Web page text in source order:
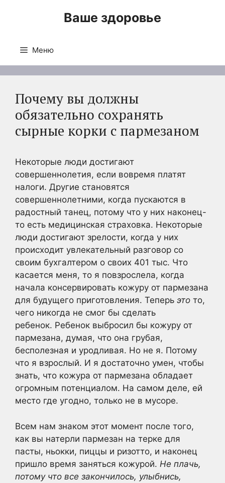
Ваше здоровье
Меню
Почему вы должны
обязательно сохранять
сырные корки с пармезаном
Некоторые люди достигают
совершеннолетия, если вовремя платят
налоги. Другие становятся
совершеннолетними, когда пускаются в
радостный танец, потому что у них наконец-
то есть медицинская страховка. Некоторые
люди достигают зрелости, когда у них
происходит увлекательный разговор со
своим бухгалтером о своих 401 тыс. Что
касается меня, то я повзрослела, когда
начала консервировать кожуру от пармезана
для будущего приготовления. Теперь это то,
чего никогда не смог бы сделать
ребенок. Ребенок выбросил бы кожуру от
пармезана, думая, что она грубая,
бесполезная и уродливая. Но не я. Потому
что я взрослый. И я достаточно умен, чтобы
знать, что кожура от пармезана обладает
огромным потенциалом. На самом деле, ей
место где угодно, только не в мусоре.
Всем нам знаком этот момент после того,
как вы натерли пармезан на терке для
пасты, ньокки, пиццы и ризотто, и наконец
пришло время заняться кожурой. Не плачь,
потому что все закончилось, улыбнись,